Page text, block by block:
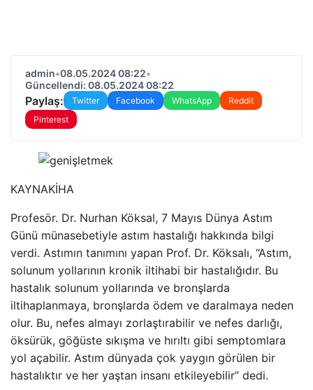
admin•08.05.2024 08:22•
Güncellendi: 08.05.2024 08:22
Paylaş: Twitter Facebook WhatsApp
Reddit
Pinterest
KAYNAKİHA
Profesör. Dr. Nurhan Köksal, 7 Mayıs Dünya Astım
Günü münasebetiyle astım hastalığı hakkında bilgi
verdi. Astımın tanımını yapan Prof. Dr. Köksalı, “Astım,
solunum yollarının kronik iltihabi bir hastalığıdır. Bu
hastalık solunum yollarında ve bronşlarda
iltihaplanmaya, bronşlarda ödem ve daralmaya neden
olur. Bu, nefes almayı zorlaştırabilir ve nefes darlığı,
öksürük, göğüste sıkışma ve hırıltı gibi semptomlara
yol açabilir. Astım dünyada çok yaygın görülen bir
hastalıktır ve her yaştan insanı etkileyebilir” dedi.